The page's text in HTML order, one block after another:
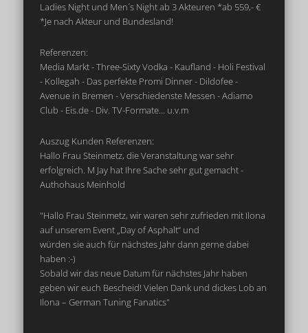
Ladies Night und Men´s Night ab 3 Akteuren *ab 559,- €
*Je nach Akteur und Bundesland!
Referenzen:
Media Markt - Three-Sixty Vodka - Kaufland - Holi Festival
- Kollegah - Das perfekte Promi Dinner - Dildofee -
Avenue in Bremen - Verschiedenste Messen - Adiamo
Club - Eis.de - Div. TV-Formate... u.v.m
Auszug Kunden Referenzen:
Hallo Frau Steinmetz, die Veranstaltung war sehr
erfolgreich. M Jay hat Ihre Sache sehr gut gemacht -
Authohaus Meinhold
"Hallo Frau Steinmetz, wir waren sehr zufrieden mit Ilona
auf unserem Event „Day of Asphalt“ und
würden sie auch für nächstes Jahr dann gerne dabei
haben :-)
Sobald wir das neue Datum für nächstes Jahr haben
geben wir euch Bescheid! Vielen Dank und dickes Lob an
Ilona – German Tuning Fanatics"